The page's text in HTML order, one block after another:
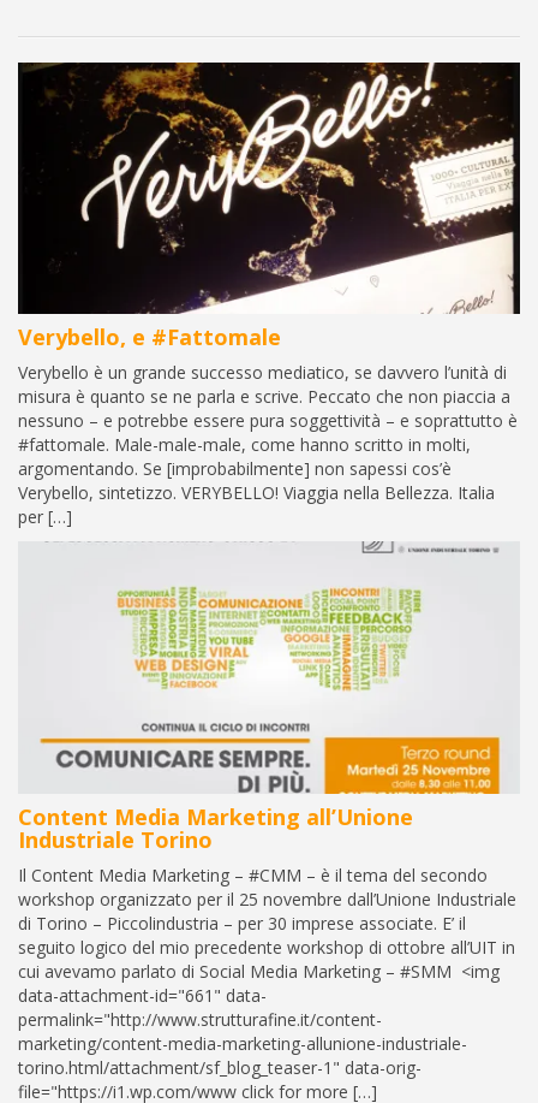
Verybello, e #Fattomale
Verybello è un grande successo mediatico, se davvero l’unità di
misura è quanto se ne parla e scrive. Peccato che non piaccia a
nessuno – e potrebbe essere pura soggettività – e soprattutto è
#fattomale. Male-male-male, come hanno scritto in molti,
argomentando. Se [improbabilmente] non sapessi cos’è
Verybello, sintetizzo. VERYBELLO! Viaggia nella Bellezza. Italia
per […]
Content Media Marketing all’Unione
Industriale Torino
Il Content Media Marketing – #CMM – è il tema del secondo
workshop organizzato per il 25 novembre dall’Unione Industriale
di Torino – Piccolindustria – per 30 imprese associate. E’ il
seguito logico del mio precedente workshop di ottobre all’UIT in
cui avevamo parlato di Social Media Marketing – #SMM <img
data-attachment-id="661" data-
permalink="http://www.strutturafine.it/content-
marketing/content-media-marketing-allunione-industriale-
torino.html/attachment/sf_blog_teaser-1" data-orig-
file="https://i1.wp.com/www click for more […]